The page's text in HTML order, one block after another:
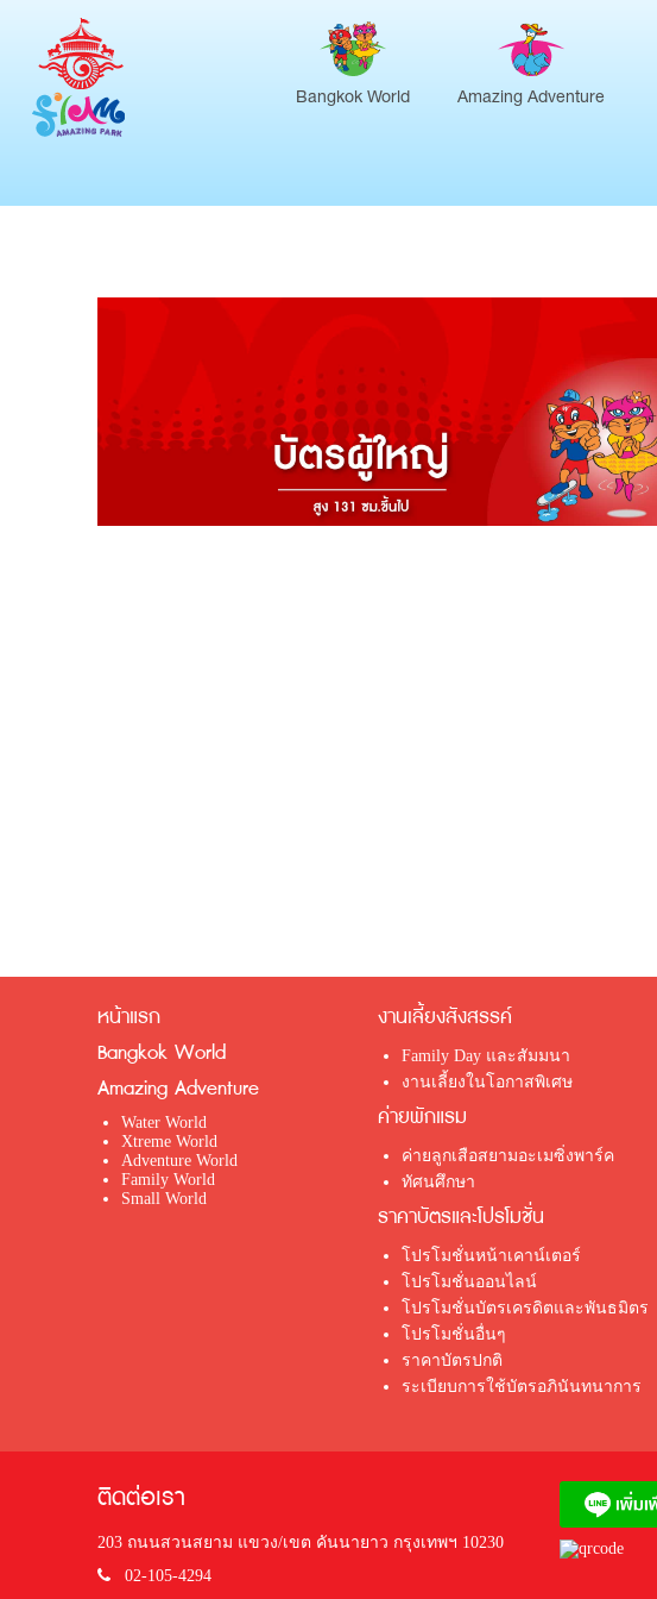
Bangkok World Amazing Adventure
หน้าแรก
Bangkok World
Amazing Adventure
Water World
Xtreme World
Adventure World
Family World
Small World
งานเลี้ยงสังสรรค์
Family Day และสัมมนา
งานเลี้ยงในโอกาสพิเศษ
ค่ายพักแรม
ค่ายลูกเสือสยามอะเมซิ่งพาร์ค
ทัศนศึกษา
ราคาบัตรและโปรโมชั่น
โปรโมชั่นหน้าเคาน์เตอร์
โปรโมชั่นออนไลน์
โปรโมชั่นบัตรเครดิตและพันธมิตร
โปรโมชั่นอื่นๆ
ราคาบัตรปกติ
ระเบียบการใช้บัตรอภินันทนาการ
ติดต่อเรา
203 ถนนสวนสยาม แขวง/เขต คันนายาว กรุงเทพฯ 10230
02-105-4294